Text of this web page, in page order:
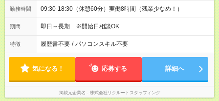
勤務時間 09:30-18:30（休憩60分）実働8時間（残業少なめ！）
期間 即日～長期 ※開始日相談OK
特徴 履歴書不要 / パソコンスキル不要
気になる！ 応募する 詳細へ
掲載元企業名 株式会社リクルートスタッフィング